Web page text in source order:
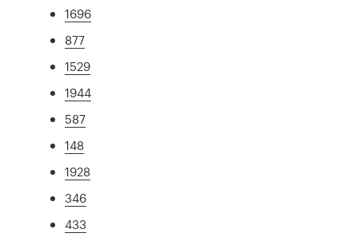
1696
877
1529
1944
587
148
1928
346
433